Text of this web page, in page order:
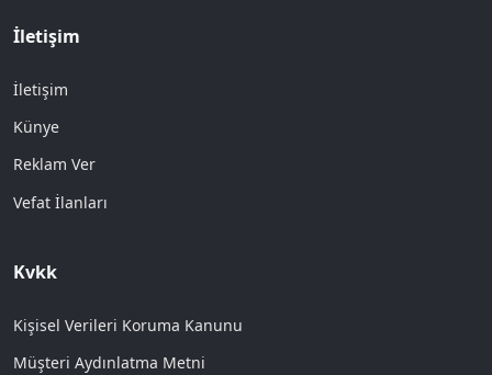
İletişim
İletişim
Künye
Reklam Ver
Vefat İlanları
Kvkk
Kişisel Verileri Koruma Kanunu
Müşteri Aydınlatma Metni